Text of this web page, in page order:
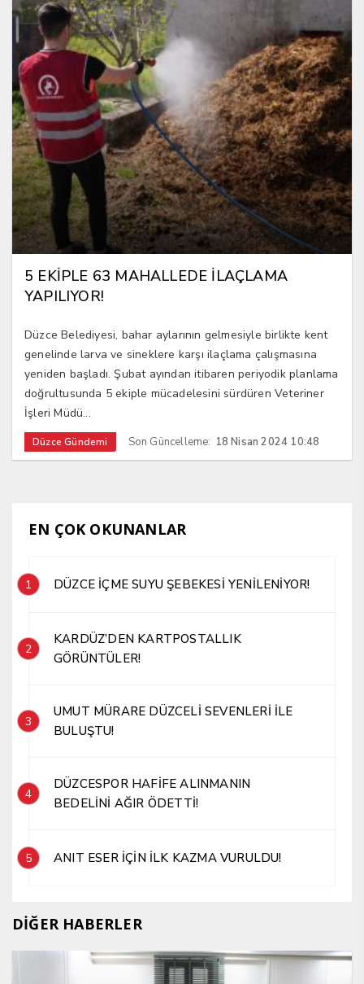
5 EKİPLE 63 MAHALLEDE İLAÇLAMA
YAPILIYOR!
Düzce Belediyesi, bahar aylarının gelmesiyle birlikte kent
genelinde larva ve sineklere karşı ilaçlama çalışmasına
yeniden başladı. Şubat ayından itibaren periyodik planlama
doğrultusunda 5 ekiple mücadelesini sürdüren Veteriner
İşleri Müdü...
Düzce Gündemi Son Güncelleme: 18 Nisan 2024 10:48
EN ÇOK OKUNANLAR
1 DÜZCE İÇME SUYU ŞEBEKESİ YENİLENİYOR!
2
KARDÜZ’DEN KARTPOSTALLIK
GÖRÜNTÜLER!
3
UMUT MÜRARE DÜZCELİ SEVENLERİ İLE
BULUŞTU!
4
DÜZCESPOR HAFİFE ALINMANIN
BEDELİNİ AĞIR ÖDETTİ!
5 ANIT ESER İÇİN İLK KAZMA VURULDU!
DİĞER HABERLER